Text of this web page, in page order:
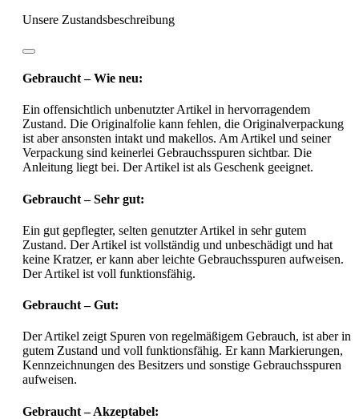
Unsere Zustandsbeschreibung
Gebraucht – Wie neu:
Ein offensichtlich unbenutzter Artikel in hervorragendem
Zustand. Die Originalfolie kann fehlen, die Originalverpackung
ist aber ansonsten intakt und makellos. Am Artikel und seiner
Verpackung sind keinerlei Gebrauchsspuren sichtbar. Die
Anleitung liegt bei. Der Artikel ist als Geschenk geeignet.
Gebraucht – Sehr gut:
Ein gut gepflegter, selten genutzter Artikel in sehr gutem
Zustand. Der Artikel ist vollständig und unbeschädigt und hat
keine Kratzer, er kann aber leichte Gebrauchsspuren aufweisen.
Der Artikel ist voll funktionsfähig.
Gebraucht – Gut:
Der Artikel zeigt Spuren von regelmäßigem Gebrauch, ist aber in
gutem Zustand und voll funktionsfähig. Er kann Markierungen,
Kennzeichnungen des Besitzers und sonstige Gebrauchsspuren
aufweisen.
Gebraucht – Akzeptabel: